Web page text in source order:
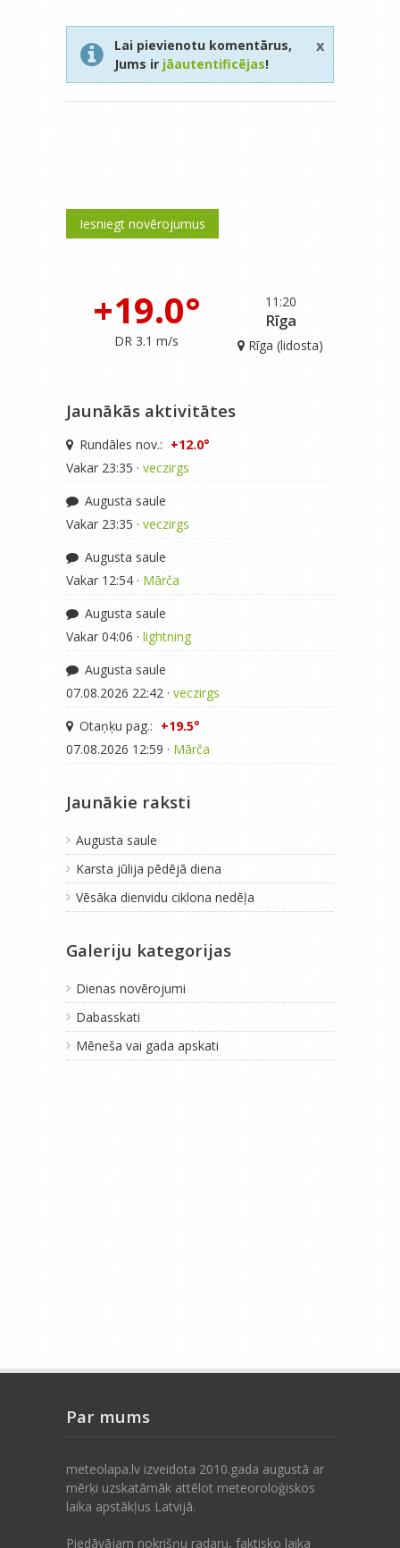
Lai pievienotu komentārus,
Jums ir jāautentificējas!
x
Iesniegt novērojumus
11:20
+19.0°
DR 3.1 m/s
Rīga
Rīga (lidosta)
Jaunākās aktivitātes
Rundāles nov.: +12.0°
Vakar 23:35 · veczirgs
Augusta saule
Vakar 23:35 · veczirgs
Augusta saule
Vakar 12:54 · Mārča
Augusta saule
Vakar 04:06 · lightning
Augusta saule
07.08.2026 22:42 · veczirgs
Otaņķu pag.: +19.5°
07.08.2026 12:59 · Mārča
Jaunākie raksti
Augusta saule
Karsta jūlija pēdējā diena
Vēsāka dienvidu ciklona nedēļa
Galeriju kategorijas
Dienas novērojumi
Dabasskati
Mēneša vai gada apskati
Par mums
meteolapa.lv izveidota 2010.gada augustā ar
mērķi uzskatāmāk attēlot meteoroloģiskos
laika apstākļus Latvijā.
Piedāvājam nokrišņu radaru, faktisko laika